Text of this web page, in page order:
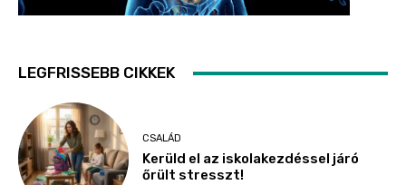
LEGFRISSEBB CIKKEK
CSALÁD
Kerüld el az iskolakezdéssel járó
őrült stresszt!